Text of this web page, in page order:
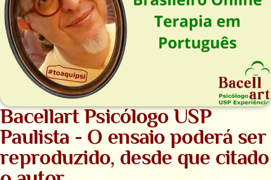
Bacellart Psicólogo USP
Paulista - O ensaio poderá ser
reproduzido, desde que citado